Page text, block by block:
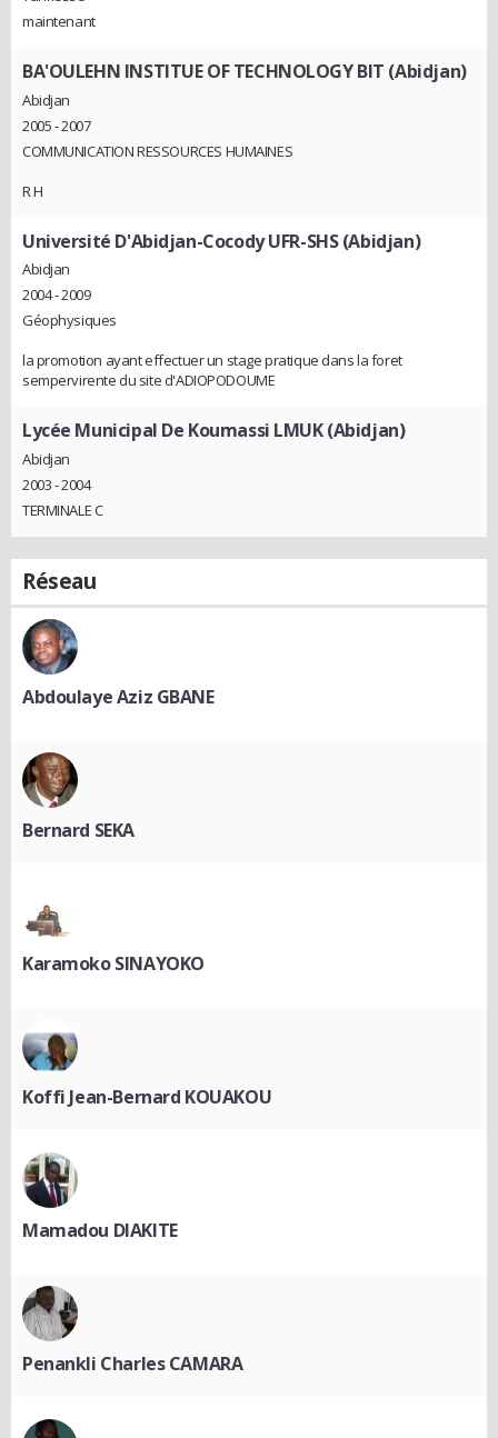
maintenant
BA'OULEHN INSTITUE OF TECHNOLOGY BIT (Abidjan)
Abidjan
2005 - 2007
COMMUNICATION RESSOURCES HUMAINES
R H
Université D'Abidjan-Cocody UFR-SHS (Abidjan)
Abidjan
2004 - 2009
Géophysiques
la promotion ayant effectuer un stage pratique dans la foret
sempervirente du site d'ADIOPODOUME
Lycée Municipal De Koumassi LMUK (Abidjan)
Abidjan
2003 - 2004
TERMINALE C
Réseau
Abdoulaye Aziz GBANE
Bernard SEKA
Karamoko SINAYOKO
Koffi Jean-Bernard KOUAKOU
Mamadou DIAKITE
Penankli Charles CAMARA